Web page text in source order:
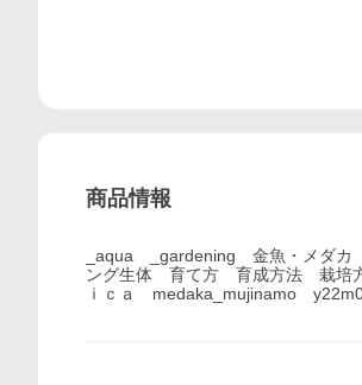
商品情報
_aqua _gardening 金魚・メダ
ング生体 育て方 育成方法 栽培
ｉｃａ medaka_mujinamo